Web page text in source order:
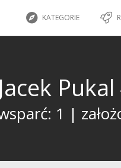
KATEGORIE
Jacek Pukal
1 |